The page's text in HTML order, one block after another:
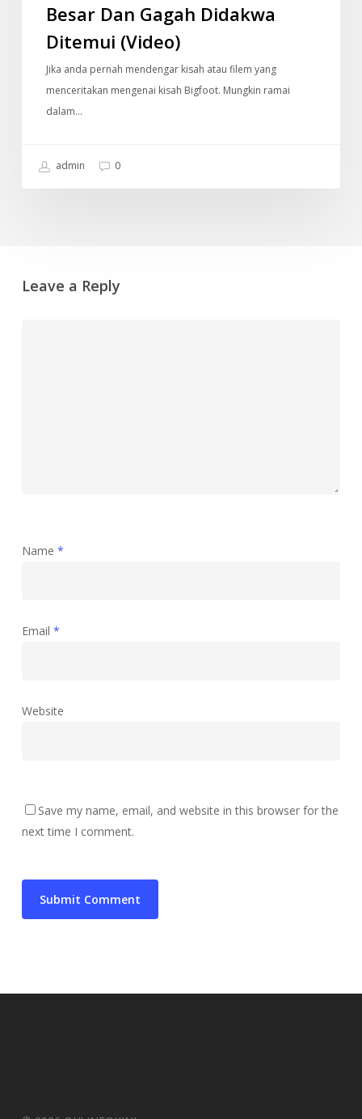
Besar Dan Gagah Didakwa
Ditemui (Video)
Jika anda pernah mendengar kisah atau filem yang
menceritakan mengenai kisah Bigfoot. Mungkin ramai
dalam…
admin 0
Leave a Reply
Name *
Email *
Website
Save my name, email, and website in this browser for the
next time I comment.